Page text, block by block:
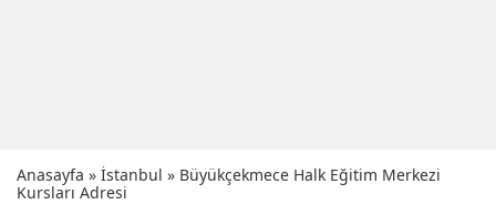
Anasayfa » İstanbul » Büyükçekmece Halk Eğitim Merkezi
Kursları Adresi